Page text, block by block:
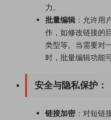
力。
批量编辑 ：允许用
作，如修改链接的
类型等。当需要对
时，批量编辑功能
安全与隐私保护 ：
链接加密：对短链